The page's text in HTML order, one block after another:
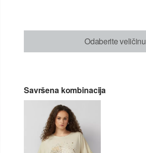
Odaberite veličinu
Savršena kombinacija